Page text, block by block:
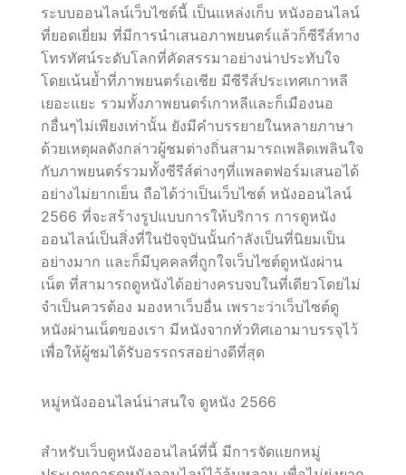
ระบบออนไลน์เว็บไซต์นี้ เป็นแหล่งเก็บ หนังออนไลน์
ที่ยอดเยี่ยม ที่มีการนำเสนอภาพยนตร์แล้วก็ซีรีส์ทาง
โทรทัศน์ระดับโลกที่คัดสรรมาอย่างน่าประทับใจ
โดยเน้นย้ำที่ภาพยนตร์เอเชีย มีซีรีส์ประเทศเกาหลี
เยอะแยะ รวมทั้งภาพยนตร์เกาหลีและก็เมืองนอ
กอื่นๆไม่เพียงเท่านั้น ยังมีคำบรรยายในหลายภาษา
ด้วยเหตุผลดังกล่าวผู้ชมต่างถิ่นสามารถเพลิดเพลินใจ
กับภาพยนตร์รวมทั้งซีรีส์ต่างๆที่แพลตฟอร์มเสนอได้
อย่างไม่ยากเย็น ถือได้ว่าเป็นเว็บไซต์ หนังออนไลน์
2566 ที่จะสร้างรูปแบบการให้บริการ การดูหนัง
ออนไลน์เป็นสิ่งที่ในปัจจุบันนั้นกำลังเป็นที่นิยมเป็น
อย่างมาก และก็มีบุคคลที่ถูกใจเว็บไซต์ดูหนังผ่าน
เน็ต ที่สามารถดูหนังได้อย่างครบจบในที่เดียวโดยไม่
จำเป็นควรต้อง มองหาเว็บอื่น เพราะว่าเว็บไซต์ดู
หนังผ่านเน็ตของเรา มีหนังจากทั่วทิศเอามาบรรจุไว้
เพื่อให้ผู้ชมได้รับอรรถรสอย่างดีที่สุด
หมู่หนังออนไลน์น่าสนใจ ดูหนัง 2566
สำหรับเว็บดูหนังออนไลน์ที่นี้ มีการจัดแยกหมู่